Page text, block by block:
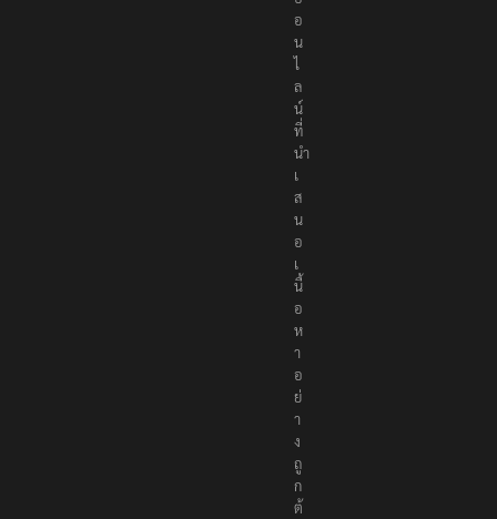
อ
น
ไ
ล
น์
ที่
นำ
เ
ส
น
อ
เ
นื้
อ
ห
า
อ
ย่
า
ง
ถู
ก
ต้